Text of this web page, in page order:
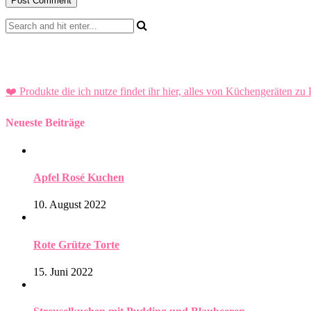
❤️ Produkte die ich nutze findet ihr hier, alles von Küchengeräten zu
Neueste Beiträge
Apfel Rosé Kuchen
10. August 2022
Rote Grütze Torte
15. Juni 2022